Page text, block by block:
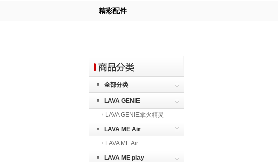
精彩配件
全部分类
LAVA GENIE
LAVA GENIE拿火精灵
LAVA ME Air
LAVA ME Air
LAVA ME play